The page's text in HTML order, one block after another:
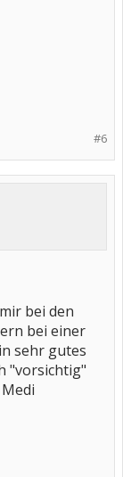
#6
bei den
bei einer
sehr gutes
"vorsichtig"